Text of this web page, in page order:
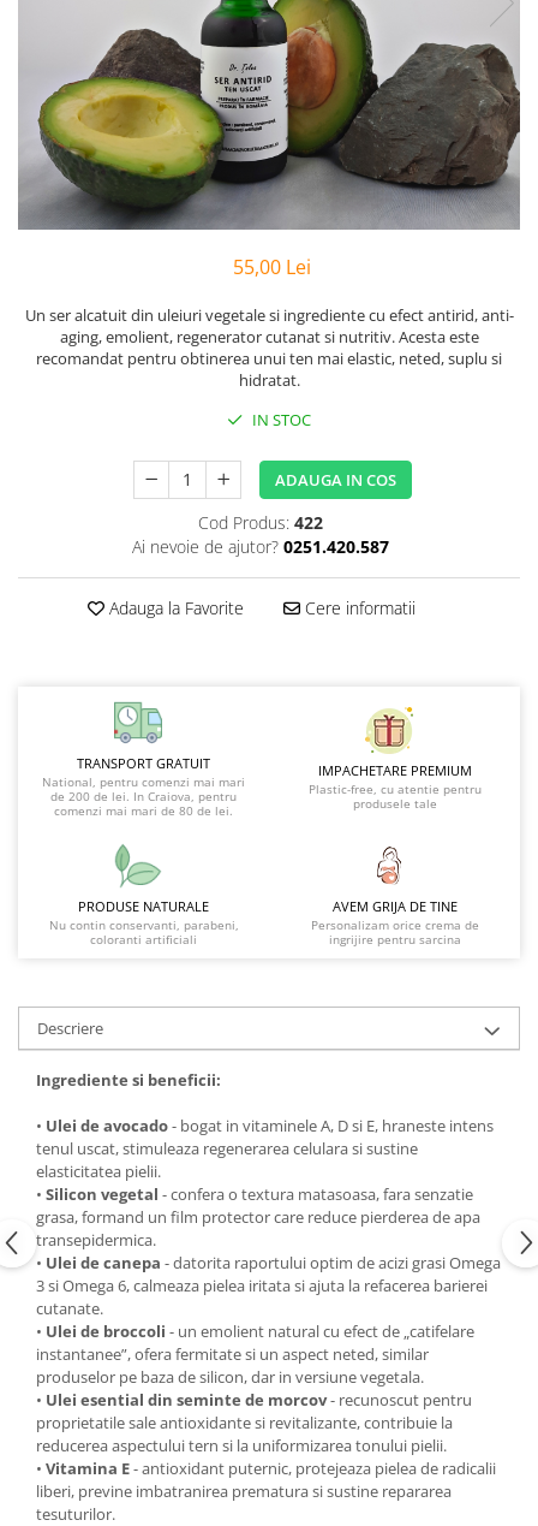
PREPARATE DERMATOLOGICE
Onicomicoza
Acnee
Dermatita seboreica
Pete pigmentare
Caderea parului
PREPARATE GINECOLOGICE
Infectii urinare
ALTE AFECTIUNI
55,00 Lei
Un ser alcatuit din uleiuri vegetale si ingrediente cu efect antirid, anti-
aging, emolient, regenerator cutanat si nutritiv. Acesta este
recomandat pentru obtinerea unui ten mai elastic, neted, suplu si
hidratat.
IN STOC
ADAUGA IN COS
Cod Produs: 422
Ai nevoie de ajutor? 0251.420.587
Adauga la Favorite Cere informatii
TRANSPORT GRATUIT
National, pentru comenzi mai mari
de 200 de lei. In Craiova, pentru
comenzi mai mari de 80 de lei.
IMPACHETARE PREMIUM
Plastic-free, cu atentie pentru
produsele tale
PRODUSE NATURALE
Nu contin conservanti, parabeni,
coloranti artificiali
AVEM GRIJA DE TINE
Personalizam orice crema de
ingrijire pentru sarcina
Descriere
Ingrediente si beneficii:
• Ulei de avocado- bogat in vitaminele A, D si E, hraneste intens
tenul uscat, stimuleaza regenerarea celulara si sustine
elasticitatea pielii.
• Silicon vegetal - confera o textura matasoasa, fara senzatie
grasa, formand un film protector care reduce pierderea de apa
transepidermica.
• Ulei de canepa - datorita raportului optim de acizi grasi Omega
3 si Omega 6, calmeaza pielea iritata si ajuta la refacerea barierei
cutanate.
• Ulei de broccoli - un emolient natural cu efect de „catifelare
instantanee”, ofera fermitate si un aspect neted, similar
produselor pe baza de silicon, dar in versiune vegetala.
• Ulei esential din seminte de morcov- recunoscut pentru
proprietatile sale antioxidante si revitalizante, contribuie la
reducerea aspectului tern si la uniformizarea tonului pielii.
• Vitamina E- antioxidant puternic, protejeaza pielea de radicalii
liberi, previne imbatranirea prematura si sustine repararea
tesuturilor.